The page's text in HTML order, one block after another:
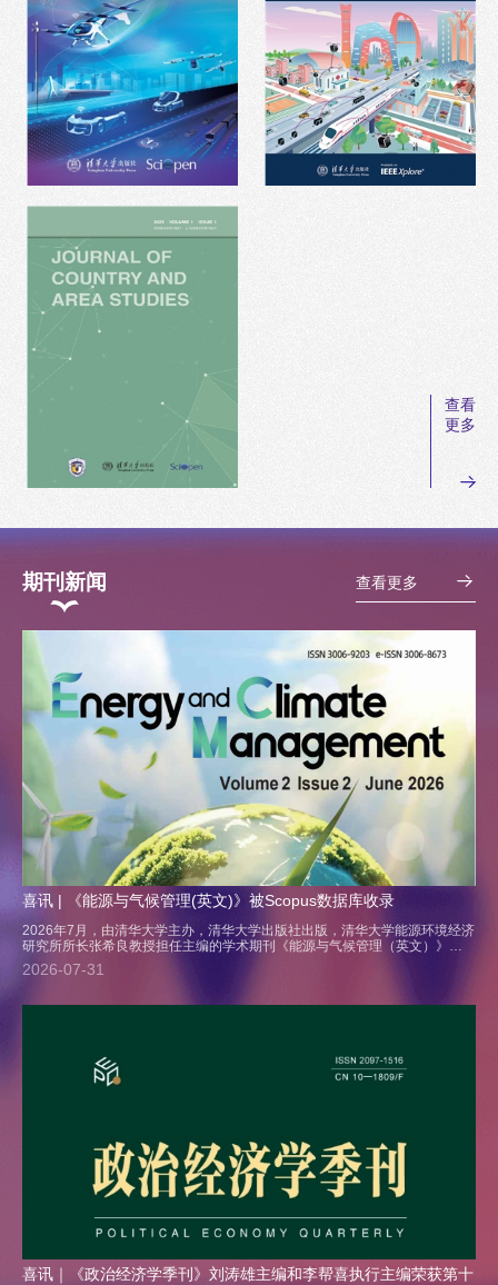
查看
更多
期刊新闻 查看更多
喜讯 | 《能源与气候管理(英文)》被Scopus数据库收录
2026年7月，由清华大学主办，清华大学出版社出版，清华大学能源环境经济
研究所所长张希良教授担任主编的学术期刊《能源与气候管理（英文）》
Energy and Climate Management 通过国际知名学术数据库Scopus评估，被
Scopus数据库正式收录！将于2027年获得首个引用分（Citescore）数据。
2026-07-31
喜讯｜《政治经济学季刊》刘涛雄主编和李帮喜执行主编荣获第十